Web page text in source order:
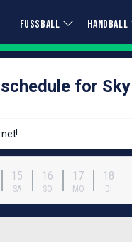
FUSSBALL HANDBALL
for
15
SA
16
SO
17
MO
18
DI